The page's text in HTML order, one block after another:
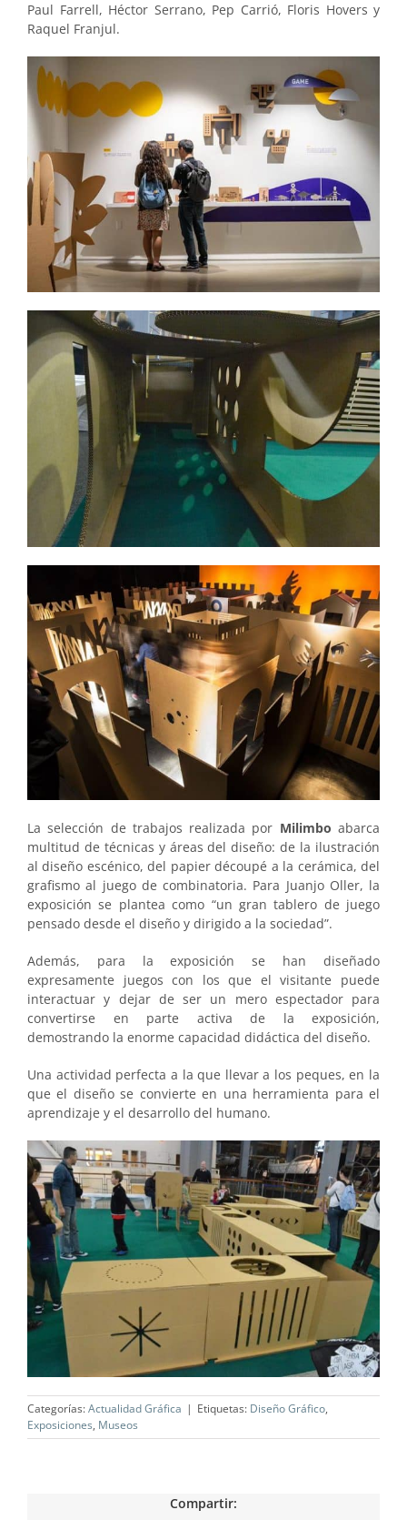
Paul Farrell, Héctor Serrano, Pep Carrió, Floris Hovers y
Raquel Franjul.
La selección de trabajos realizada por Milimbo abarca
multitud de técnicas y áreas del diseño: de la ilustración
al diseño escénico, del papier découpé a la cerámica, del
grafismo al juego de combinatoria. Para Juanjo Oller, la
exposición se plantea como “un gran tablero de juego
pensado desde el diseño y dirigido a la sociedad”.
Además, para la exposición se han diseñado
expresamente juegos con los que el visitante puede
interactuar y dejar de ser un mero espectador para
convertirse en parte activa de la exposición,
demostrando la enorme capacidad didáctica del diseño.
Una actividad perfecta a la que llevar a los peques, en la
que el diseño se convierte en una herramienta para el
aprendizaje y el desarrollo del humano.
Categorías:Actualidad Gráfica | Etiquetas: Diseño Gráfico,
Exposiciones, Museos
Compartir: